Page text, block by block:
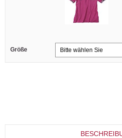
Größe